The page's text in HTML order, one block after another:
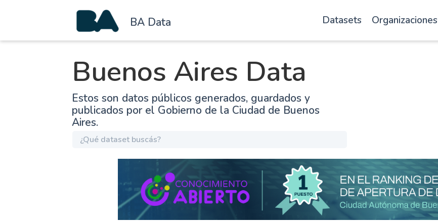
BA Data Datasets Organizaciones
Buenos Aires Data
Estos son datos públicos generados, guardados y
publicados por el Gobierno de la Ciudad de Buenos
Aires.